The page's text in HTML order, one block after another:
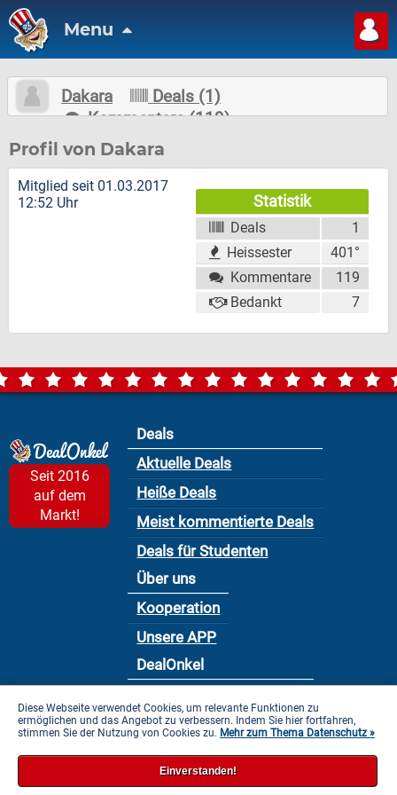
Menu
Dakara
Deals (1)
Kommentare (119)
Nachricht schreiben
Profil von Dakara
Statistik
Deals
1
Heissester
401°
Kommentare
119
Bedankt
7
Mitglied seit 01.03.2017
12:52 Uhr
Seit 2016
auf dem
Markt!
Deals
Aktuelle Deals
Heiße Deals
Meist kommentierte Deals
Deals für Studenten
Über uns
Kooperation
Unsere APP
DealOnkel
Datenschutzbestimmung
Impressum
Diese Webseite verwendet Cookies, um relevante Funktionen zu
ermöglichen und das Angebot zu verbessern. Indem Sie hier fortfahren,
stimmen Sie der Nutzung von Cookies zu. Mehr zum Thema Datenschutz »